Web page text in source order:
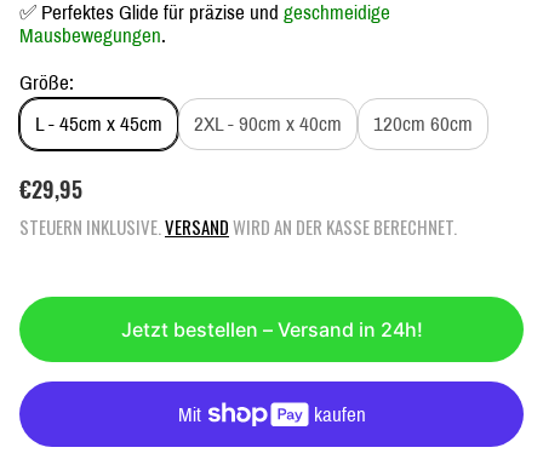
✅ Perfektes Glide für präzise und geschmeidige
Mausbewegungen.
Größe:
L - 45cm x 45cm
2XL - 90cm x 40cm 120cm 60cm
R
E
G
Ä
R
R
P
R
€29,95
STEUERN INKLUSIVE. VERSANDWIRD AN DER KASSE BERECHNET.
Jetzt bestellen – Versand in 24h!